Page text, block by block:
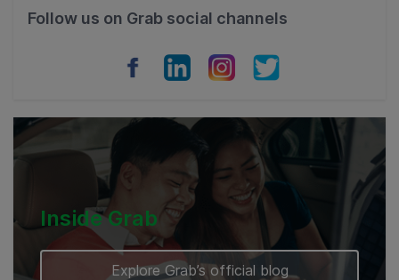
Cambodia
Follow us on Grab social channels
Inside Grab
Explore Grab’s official blog